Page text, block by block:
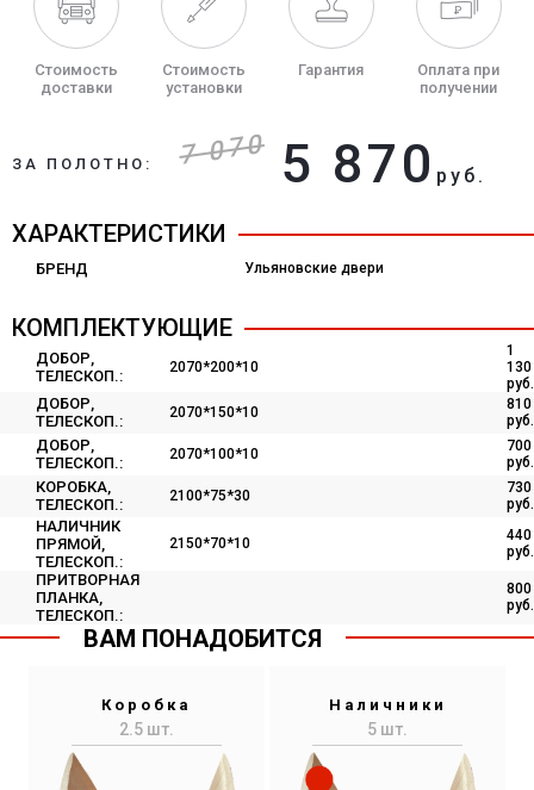
Стоимость
доставки
Стоимость
установки
Гарантия
Оплата при
получении
ЗА ПОЛОТНО: 7 070 5 870 руб.
ХАРАКТЕРИСТИКИ
БРЕНД Ульяновские двери
КОМПЛЕКТУЮЩИЕ
ДОБОР,
ТЕЛЕСКОП.:
2070*200*10
1
130
руб.
ДОБОР,
ТЕЛЕСКОП.:
2070*150*10
810
руб.
ДОБОР,
ТЕЛЕСКОП.:
2070*100*10
700
руб.
КОРОБКА,
ТЕЛЕСКОП.:
2100*75*30
730
руб.
НАЛИЧНИК
ПРЯМОЙ,
ТЕЛЕСКОП.:
2150*70*10
440
руб.
ПРИТВОРНАЯ
ПЛАНКА,
ТЕЛЕСКОП.:
800
руб.
ВАМ ПОНАДОБИТСЯ
Коробка
2.5 шт.
Наличники
5 шт.